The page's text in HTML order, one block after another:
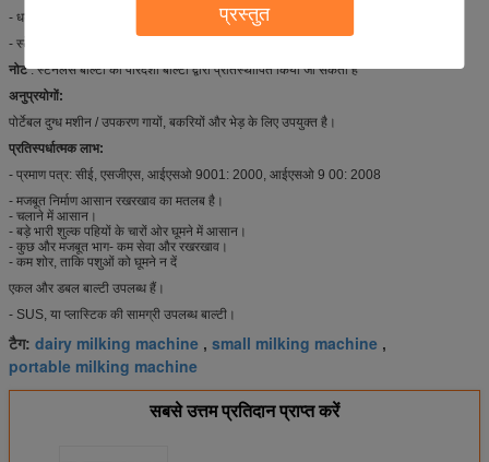
प्रस्तुत
- धड़कन अनुपात: 60:40
- स्टेनलेस बाल्टी: 25 एल
नोट: स्टेनलेस बाल्टी को पारदर्शी बाल्टी द्वारा प्रतिस्थापित किया जा सकता है
अनुप्रयोगों:
पोर्टेबल दुग्ध मशीन / उपकरण गायों, बकरियों और भेड़ के लिए उपयुक्त है।
प्रतिस्पर्धात्मक लाभ:
- प्रमाण पत्र: सीई, एसजीएस, आईएसओ 9001: 2000, आईएसओ 9 00: 2008
- मजबूत निर्माण आसान रखरखाव का मतलब है।
- चलाने में आसान।
- बड़े भारी शुल्क पहियों के चारों ओर घूमने में आसान।
- कुछ और मजबूत भाग- कम सेवा और रखरखाव।
- कम शोर, ताकि पशुओं को घूमने न दें
एकल और डबल बाल्टी उपलब्ध हैं।
- SUS, या प्लास्टिक की सामग्री उपलब्ध बाल्टी।
टैग: dairy milking machine , small milking machine ,
portable milking machine
सबसे उत्तम प्रतिदान प्राप्त करें